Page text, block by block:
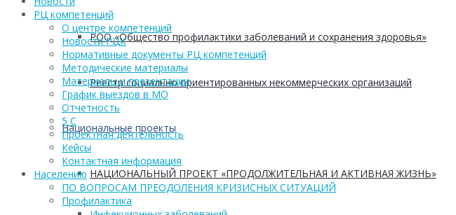
РОО «Общество профилактики заболеваний и сохранения здоровья»
Реестр социально ориентированных некоммерческих организаций
Национальные проекты
НАЦИОНАЛЬНЫЙ ПРОЕКТ «ПРОДОЛЖИТЕЛЬНАЯ И АКТИВНАЯ ЖИЗНЬ»
РЦ компетенций
О центре компетенций
Новости РЦК
Нормативные документы РЦ компетенций
Методические материалы
Материалы и презентации
График выездов в МО
Отчетность
5 С
Проектная деятельность
Кейсы
Контактная информация
Населению
ПО ВОПРОСАМ ПРЕОДОЛЕНИЯ КРИЗИСНЫХ СИТУАЦИЙ
Профилактика